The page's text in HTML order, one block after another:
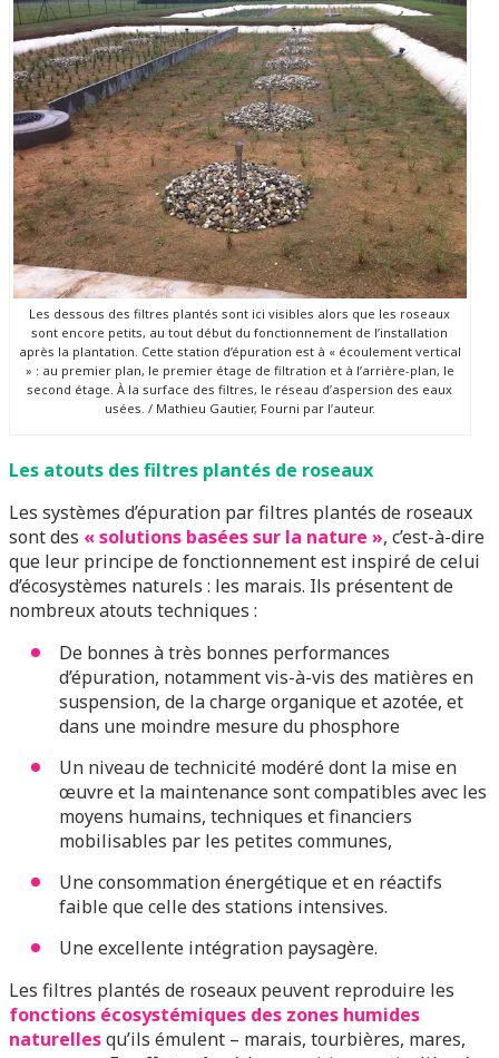
Les dessous des filtres plantés sont ici visibles alors que les roseaux
sont encore petits, au tout début du fonctionnement de l’installation
après la plantation. Cette station d’épuration est à « écoulement vertical
» : au premier plan, le premier étage de filtration et à l’arrière-plan, le
second étage. À la surface des filtres, le réseau d’aspersion des eaux
usées. / Mathieu Gautier, Fourni par l’auteur.
Les atouts des filtres plantés de roseaux
Les systèmes d’épuration par filtres plantés de roseaux
sont des « solutions basées sur la nature », c’est-à-dire
que leur principe de fonctionnement est inspiré de celui
d’écosystèmes naturels : les marais. Ils présentent de
nombreux atouts techniques :
De bonnes à très bonnes performances
d’épuration, notamment vis-à-vis des matières en
suspension, de la charge organique et azotée, et
dans une moindre mesure du phosphore
Un niveau de technicité modéré dont la mise en
œuvre et la maintenance sont compatibles avec les
moyens humains, techniques et financiers
mobilisables par les petites communes,
Une consommation énergétique et en réactifs
faible que celle des stations intensives.
Une excellente intégration paysagère.
Les filtres plantés de roseaux peuvent reproduire les
fonctions écosystémiques des zones humides
naturellesqu’ils émulent – marais, tourbières, mares,